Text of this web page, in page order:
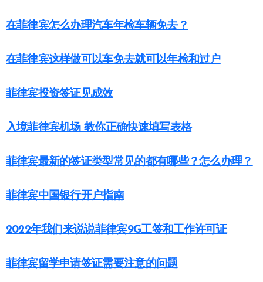
在菲律宾怎么办理汽车年检车辆免去？
在菲律宾这样做可以车免去就可以年检和过户
菲律宾投资签证见成效
入境菲律宾机场 教你正确快速填写表格
菲律宾最新的签证类型常见的都有哪些？怎么办理？
菲律宾中国银行开户指南
2022年我们来说说菲律宾9G工签和工作许可证
菲律宾留学申请签证需要注意的问题